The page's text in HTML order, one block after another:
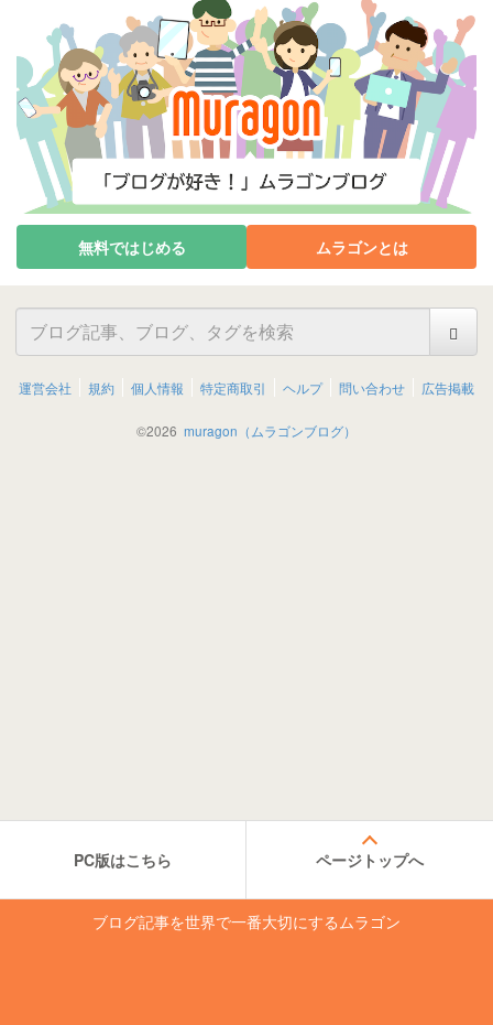
無料ではじめる ムラゴンとは
運営会社 規約 個人情報 特定商取引 ヘルプ 問い合わせ 広告掲載
©2026 muragon（ムラゴンブログ）
PC版はこちら ページトップへ
ブログ記事を世界で一番大切にするムラゴン